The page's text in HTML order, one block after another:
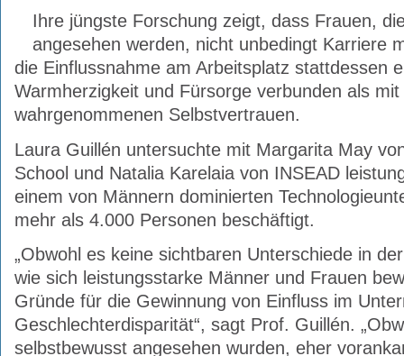
Ihre jüngste Forschung zeigt, dass Frauen,
angesehen werden, nicht unbedingt Karriere
die Einflussnahme am Arbeitsplatz stattdessen
Warmherzigkeit und Fürsorge verbunden als mit
wahrgenommenen Selbstvertrauen.
Laura Guillén untersuchte mit Margarita May
School und Natalia Karelaia von INSEAD
einem von Männern dominierten
mehr als 4.000 Personen beschäftigt.
„Obwohl es keine sichtbaren Unterschiede in
wie sich leistungsstarke Männer und Frauen
Gründe für die Gewinnung von Einfluss im
Geschlechterdisparität“, sagt Prof. Guillén.
selbstbewusst angesehen wurden, eher